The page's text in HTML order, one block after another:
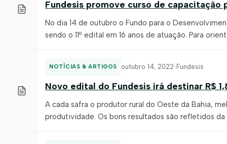
Fundesis promove curso de
No dia 14 de outubro o Fundo para o
sendo o 11º edital em 16 anos de atuação. Para
NOTÍCIAS & ARTIGOS outubro 14, 2022• Fundesis
Novo edital do Fundesis irá destinar R$
A cada safra o produtor rural do Oeste da Bahia,
produtividade. Os bons resultados são refletidos